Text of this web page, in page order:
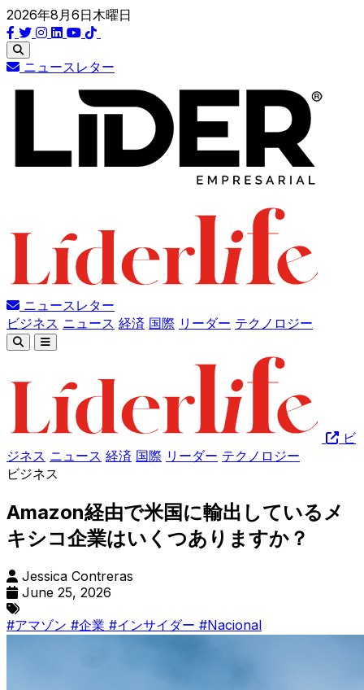
2026年8月6日木曜日
ニュースレター
ニュースレター
ビジネス ニュース 経済 国際 リーダー テクノロジー
ビ
ジネス ニュース 経済 国際 リーダー テクノロジー
ビジネス
Amazon経由で米国に輸出しているメ
キシコ企業はいくつありますか？
Jessica Contreras
June 25, 2026
#アマゾン #企業 #インサイダー #Nacional